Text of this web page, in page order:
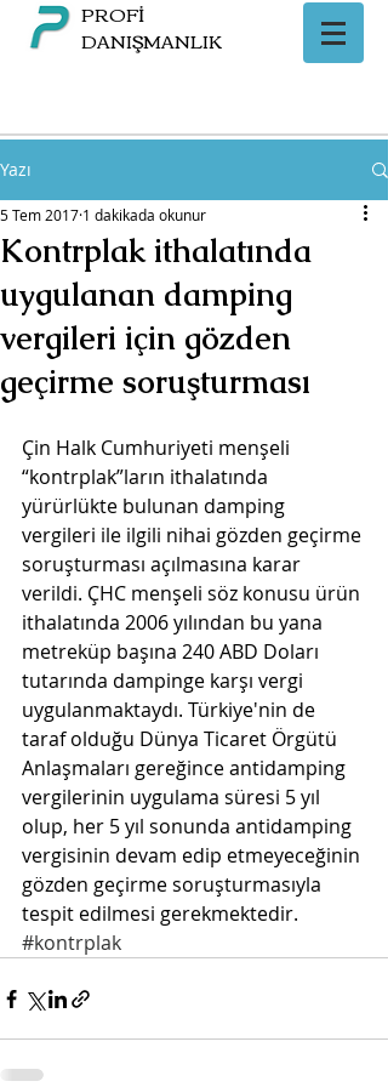
PROFİ
DANIŞMANLIK
Yazı
Kontrplak ithalatında
uygulanan damping
vergileri için gözden
geçirme soruşturması
5 Tem 2017 1 dakikada okunur
Çin Halk Cumhuriyeti menşeli
“kontrplak”ların ithalatında
yürürlükte bulunan damping
vergileri ile ilgili nihai gözden geçirme
soruşturması açılmasına karar
verildi. ÇHC menşeli söz konusu ürün
ithalatında 2006 yılından bu yana
metreküp başına 240 ABD Doları
tutarında dampinge karşı vergi
uygulanmaktaydı. Türkiye'nin de
taraf olduğu Dünya Ticaret Örgütü
Anlaşmaları gereğince antidamping
vergilerinin uygulama süresi 5 yıl
olup, her 5 yıl sonunda antidamping
vergisinin devam edip etmeyeceğinin
gözden geçirme soruşturmasıyla
tespit edilmesi gerekmektedir.
#kontrplak